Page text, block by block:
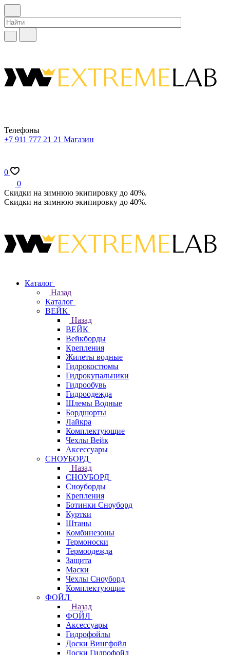
Телефоны
+7 911 777 21 21 Магазин
0
0
Скидки на зимнюю экипировку до 40%.
Скидки на зимнюю экипировку до 40%.
Каталог
Назад
Каталог
ВЕЙК
Назад
ВЕЙК
Вейкборды
Крепления
Жилеты водные
Гидрокостюмы
Гидрокупальники
Гидрообувь
Гидроодежда
Шлемы Водные
Бордшорты
Лайкра
Комплектующие
Чехлы Вейк
Аксессуары
СНОУБОРД
Назад
СНОУБОРД
Сноуборды
Крепления
Ботинки Сноуборд
Куртки
Штаны
Комбинезоны
Термоноски
Термоодежда
Защита
Маски
Чехлы Сноуборд
Комплектующие
ФОЙЛ
Назад
ФОЙЛ
Аксессуары
Гидрофойлы
Доски Вингфойл
Доски Гидрофойл